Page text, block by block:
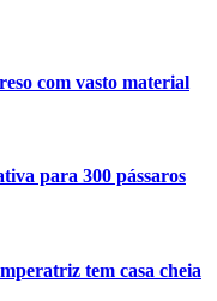
com vasto material
para 300 pássaros
tem casa cheia